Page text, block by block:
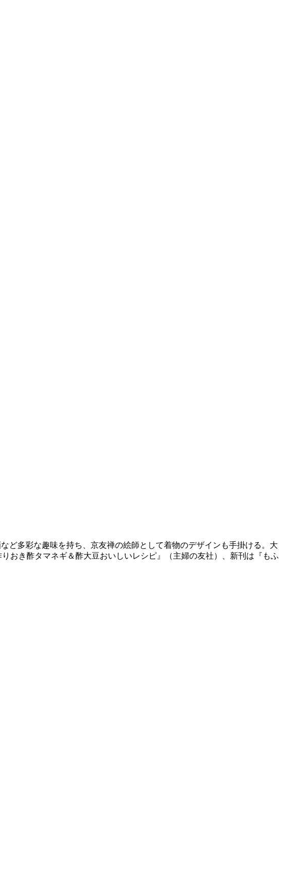
ど多彩な趣味を持ち、京友禅の絵師として着物のデザインも手掛ける。大
おき酢タマネギ＆酢大豆おいしいレシピ』（主婦の友社）、新刊は『もふ